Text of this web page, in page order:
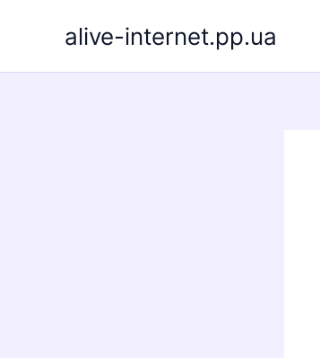
alive-internet.pp.ua